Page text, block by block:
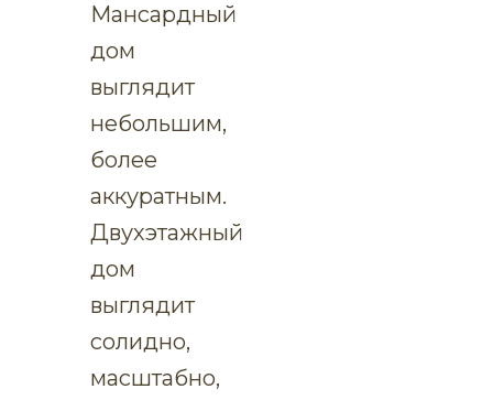
Мансардный
дом
выглядит
небольшим,
более
аккуратным.
Двухэтажный
дом
выглядит
солидно,
масштабно,